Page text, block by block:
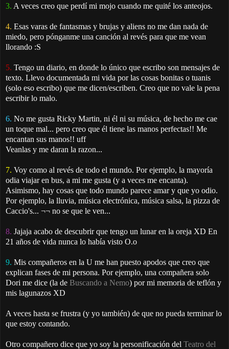
3. A veces creo que perdí mi mojo cuando me quité los anteojos.
4. Esas varas de fantasmas y brujas y aliens no me dan nada de
miedo, pero pónganme una canción al revés para que me vean
llorando :S
5. Tengo un diario, en donde lo único que escribo son mensajes de
texto. Llevo documentada mi vida por las cosas bonitas o tuanis
(solo eso escribo) que me dicen/escriben. Creo que no vale la pena
escribir lo malo.
6. No me gusta Ricky Martin, ni él ni su música, de hecho me cae
un toque mal... pero creo que él tiene las manos perfectas!! Me
encantan sus manos!! uff
Veanlas y me daran la razon...
7. Voy como al revés de todo el mundo. Por ejemplo, la mayoría
odia viajar en bus, a mi me gusta (y a veces me encanta).
Asimismo, hay cosas que todo mundo parece amar y que yo odio.
Por ejemplo, la lluvia, música electrónica, música salsa, la pizza de
Caccio's... ¬¬ no se que le ven...
8. Jajaja acabo de descubrir que tengo un lunar en la oreja XD En
21 años de vida nunca lo había visto O.o
9. Mis compañeros en la U me han puesto apodos que creo que
explican fases de mi persona. Por ejemplo, una compañera solo
Dori me dice (la de Buscando a Nemo) por mi memoria de teflón y
mis lagunazos XD
A veces hasta se frustra (y yo también) de que no pueda terminar lo
que estoy contando.
Otro compañero dice que yo soy la personificación del Teatro del